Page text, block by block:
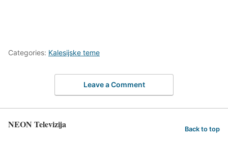
Categories: Kalesijske teme
Leave a Comment
NEON Televizija Back to top